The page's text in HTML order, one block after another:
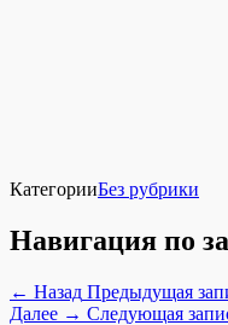
КатегорииБез рубрики
Навигация по
← Назад Предыдущая
Далее → Следующая